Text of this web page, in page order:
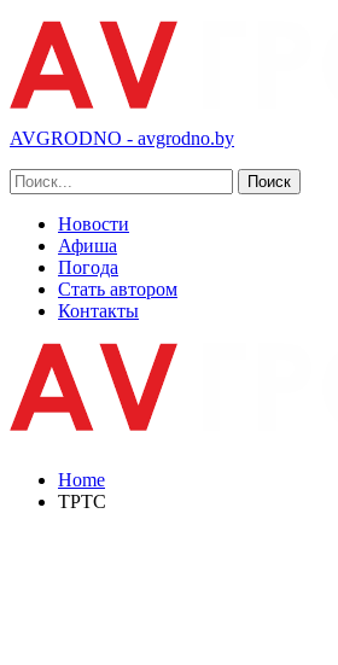
AVGRODNO - avgrodno.by
Новости
Афиша
Погода
Стать автором
Контакты
Home
ТРТС